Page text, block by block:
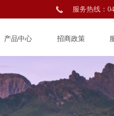
服务热线：
끅
产品中心 招商政策